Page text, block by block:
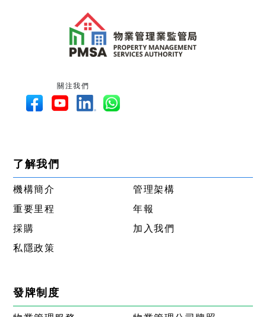
關注我們
了解我們
機構簡介
管理架構
重要里程
年報
採購
加入我們
私隱政策
發牌制度